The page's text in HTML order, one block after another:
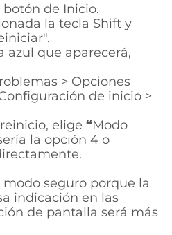
de Inicio.
la tecla Shift y
azul que aparecerá,
> Opciones
de inicio >
elige “Modo
la opción 4 o
modo seguro porque la
indicación en las
de pantalla será más